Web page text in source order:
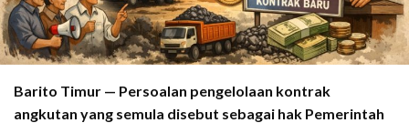
Barito Timur — Persoalan pengelolaan kontrak
angkutan yang semula disebut sebagai hak Pemerintah